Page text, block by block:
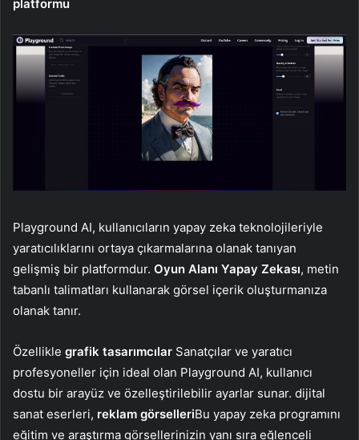
platformu
Playground AI, kullanıcıların yapay zeka teknolojileriyle
yaratıcılıklarını ortaya çıkarmalarına olanak tanıyan
gelişmiş bir platformdur. Oyun Alanı Yapay Zekası, metin
tabanlı talimatları kullanarak görsel içerik oluşturmanıza
olanak tanır.
Özellikle grafik tasarımcılar Sanatçılar ve yaratıcı
profesyoneller için ideal olan Playground AI, kullanıcı
dostu bir arayüz ve özelleştirilebilir ayarlar sunar. dijital
sanat eserleri, reklam görselleriBu yapay zeka programını
eğitim ve araştırma görsellerinizin yanı sıra eğlenceli